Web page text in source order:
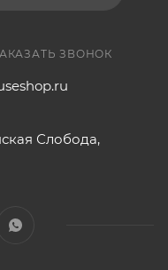
ЗВОНОК
Слобода,